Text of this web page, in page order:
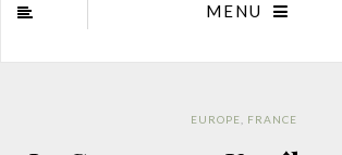
MENU
EUROPE FRANCE